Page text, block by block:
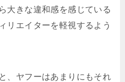
大きな違和感を感じている
リエイターを軽視するよう
、ヤフーはあまりにもそれ